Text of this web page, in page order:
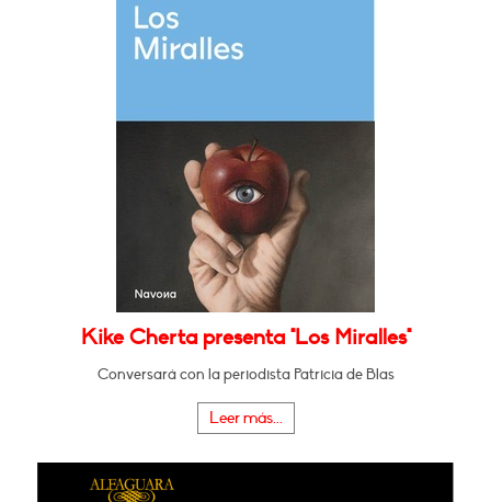
Kike Cherta presenta "Los Miralles"
Conversará con la periodista Patricia de Blas
Leer más...